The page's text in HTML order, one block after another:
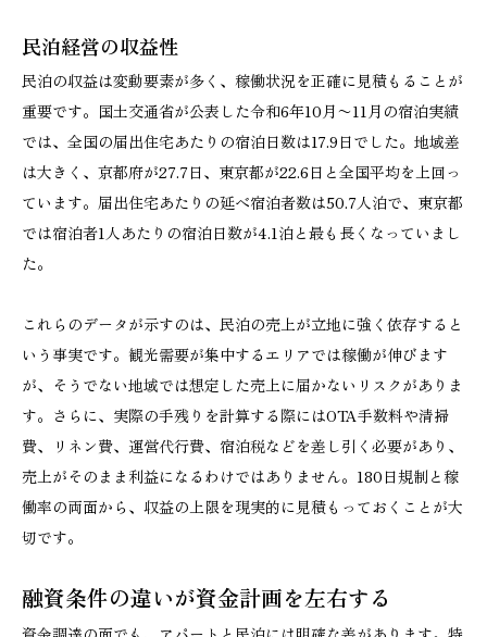
民泊経営の収益性
民泊の収益は変動要素が多く、稼働状況を正確に見積もることが
重要です。国土交通省が公表した令和6年10月〜11月の宿泊実績
では、全国の届出住宅あたりの宿泊日数は17.9日でした。地域差
は大きく、京都府が27.7日、東京都が22.6日と全国平均を上回っ
ています。届出住宅あたりの延べ宿泊者数は50.7人泊で、東京都
では宿泊者1人あたりの宿泊日数が4.1泊と最も長くなっていまし
た。
これらのデータが示すのは、民泊の売上が立地に強く依存すると
いう事実です。観光需要が集中するエリアでは稼働が伸びます
が、そうでない地域では想定した売上に届かないリスクがありま
す。さらに、実際の手残りを計算する際にはOTA手数料や清掃
費、リネン費、運営代行費、宿泊税などを差し引く必要があり、
売上がそのまま利益になるわけではありません。180日規制と稼
働率の両面から、収益の上限を現実的に見積もっておくことが大
切です。
融資条件の違いが資金計画を左右する